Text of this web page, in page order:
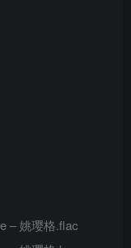
– 姚璎格.flac